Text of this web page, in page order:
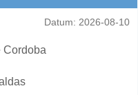
Datum: 2026-08-10
Cordoba